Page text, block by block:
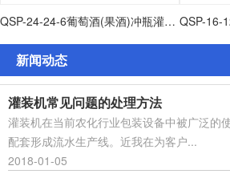
QSP-24-24-6葡萄酒(果酒)冲瓶灌装打塞联体机
新闻动态
灌装机常见问题的处理方法
灌装机在当前农化行业包装设备中被广泛的
配套形成流水生产线。近我在为客户...
2018-01-05